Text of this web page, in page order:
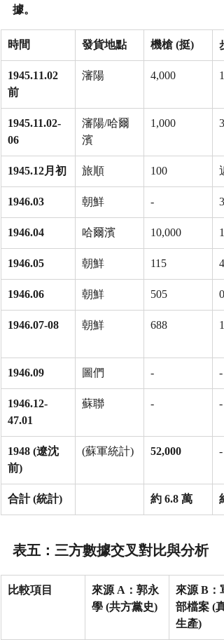
據。
時間 發貨地點 機槍 (挺)
1945.11.02
前
瀋陽 4,000
1945.11.02-
06
瀋陽/哈爾
濱
1,000
1945.12月初 旅順 100
1946.03 朝鮮 -
1946.04 哈爾濱 10,000
1946.05 朝鮮 115
1946.06 朝鮮 505
1946.07-08 朝鮮 688
1946.09 圖們 - -
1946.12-
47.01
蘇聯 - -
1948 (遼沈
前)
(蘇軍統計) 52,000 -
合計 (統計) 約 6.8 萬
表五：三方數據交叉對比與分析
比較項目
來源 A：郭永
學 (共方黨史)
來源 B：
部檔案 (真
生產)